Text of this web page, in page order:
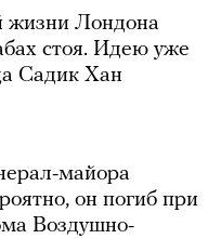
жизни Лондона
стоя. Идею уже
Садик Хан
майора
он погиб при
Воздушно-